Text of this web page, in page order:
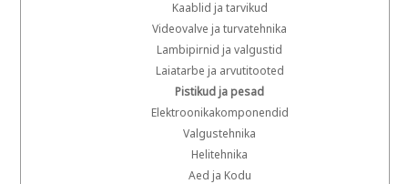
Kaablid ja tarvikud
Videovalve ja turvatehnika
Lambipirnid ja valgustid
Laiatarbe ja arvutitooted
Pistikud ja pesad
Elektroonikakomponendid
Valgustehnika
Helitehnika
Aed ja Kodu